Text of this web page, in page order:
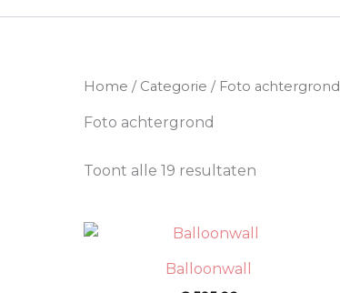
Home / Categorie / Foto achtergrond
Foto achtergrond
Toont alle 19 resultaten
Balloonwall